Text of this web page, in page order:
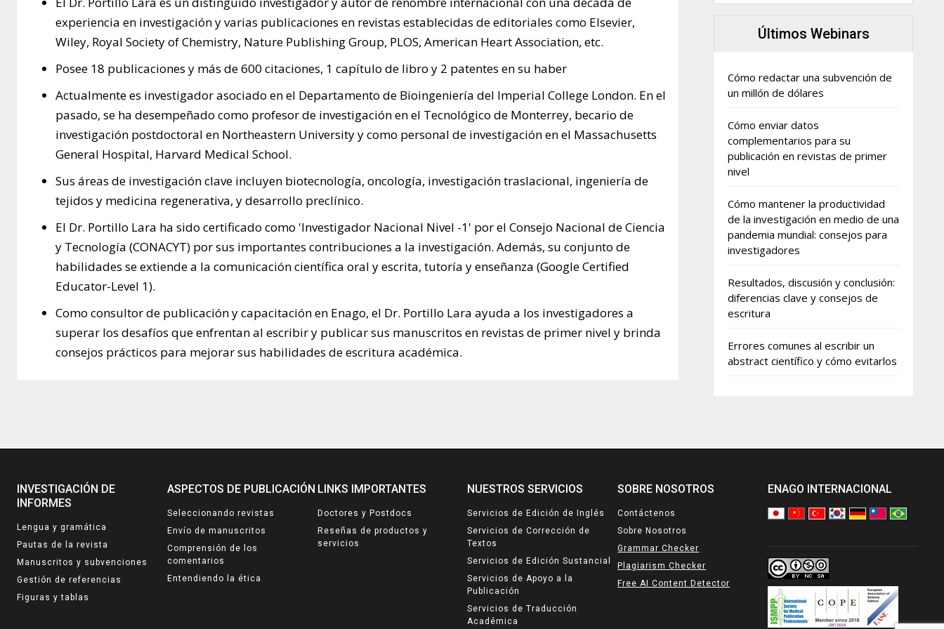
experiencia en investigación y varias publicaciones en revistas establecidas de editoriales como Elsevier,
Wiley, Royal Society of Chemistry, Nature Publishing Group, PLOS, American Heart Association, etc.
Posee 18 publicaciones y más de 600 citaciones, 1 capítulo de libro y 2 patentes en su haber
Actualmente es investigador asociado en el Departamento de Bioingeniería del Imperial College London. En el
pasado, se ha desempeñado como profesor de investigación en el Tecnológico de Monterrey, becario de
investigación postdoctoral en Northeastern University y como personal de investigación en el Massachusetts
General Hospital, Harvard Medical School.
Sus áreas de investigación clave incluyen biotecnología, oncología, investigación traslacional, ingeniería de
tejidos y medicina regenerativa, y desarrollo preclínico.
El Dr. Portillo Lara ha sido certificado como 'Investigador Nacional Nivel -1' por el Consejo Nacional de Ciencia
y Tecnología (CONACYT) por sus importantes contribuciones a la investigación. Además, su conjunto de
habilidades se extiende a la comunicación científica oral y escrita, tutoría y enseñanza (Google Certified
Educator-Level 1).
Como consultor de publicación y capacitación en Enago, el Dr. Portillo Lara ayuda a los investigadores a
superar los desafíos que enfrentan al escribir y publicar sus manuscritos en revistas de primer nivel y brinda
consejos prácticos para mejorar sus habilidades de escritura académica.
Últimos Webinars
Cómo redactar una subvención de
un millón de dólares
Cómo enviar datos
complementarios para su
publicación en revistas de primer
nivel
Cómo mantener la productividad
de la investigación en medio de una
pandemia mundial: consejos para
investigadores
Resultados, discusión y conclusión:
diferencias clave y consejos de
escritura
Errores comunes al escribir un
abstract científico y cómo evitarlos
INVESTIGACIÓN DE
INFORMES
Lengua y gramática
Pautas de la revista
Manuscritos y subvenciones
Gestión de referencias
Figuras y tablas
ASPECTOS DE PUBLICACIÓN
Seleccionando revistas
Envío de manuscritos
Comprensión de los
comentarios
Entendiendo la ética
LINKS IMPORTANTES
Doctores y Postdocs
Reseñas de productos y
servicios
NUESTROS SERVICIOS
Servicios de Edición de Inglés
Servicios de Corrección de
Textos
Servicios de Edición Sustancial
Servicios de Apoyo a la
Publicación
Servicios de Traducción
Académica
SOBRE NOSOTROS
Contáctenos
Sobre Nosotros
Grammar Checker
Plagiarism Checker
Free AI Content Detector
ENAGO INTERNACIONAL